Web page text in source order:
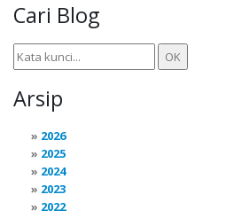
Cari Blog
Arsip
2026
2025
2024
2023
2022